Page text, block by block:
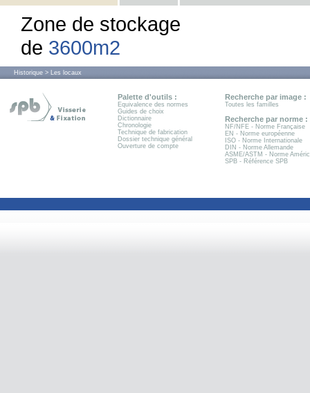
Zone de stockage
de 3600m2
Historique > Les locaux
Palette d'outils :
Equivalence des normes
Guides de choix
Dictionnaire
Chronologie
Technique de fabrication
Dossier technique général
Ouverture de compte
Recherche par image :
Toutes les familles
Recherche par norme :
NF/NFE - Norme Française
EN - Norme européenne
ISO - Norme Internationale
DIN - Norme Allemande
ASME/ASTM - Norme
SPB - Référence SPB